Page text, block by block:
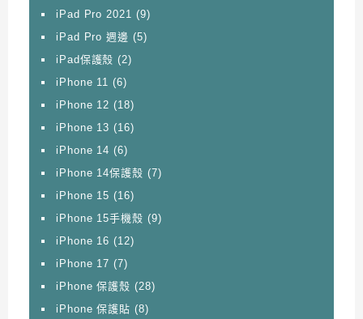
iPad Pro 2021 (9)
iPad Pro 週邊 (5)
iPad保護殼 (2)
iPhone 11 (6)
iPhone 12 (18)
iPhone 13 (16)
iPhone 14 (6)
iPhone 14保護殼 (7)
iPhone 15 (16)
iPhone 15手機殼 (9)
iPhone 16 (12)
iPhone 17 (7)
iPhone 保護殼 (28)
iPhone 保護貼 (8)